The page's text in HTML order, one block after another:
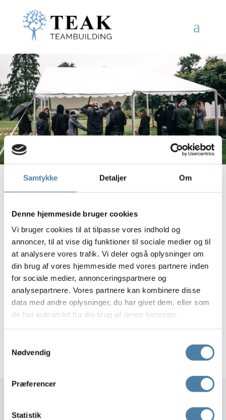
Samtykke Detaljer Om
Denne hjemmeside bruger cookies
Vi bruger cookies til at tilpasse vores indhold og
annoncer, til at vise dig funktioner til sociale medier og til
at analysere vores trafik. Vi deler også oplysninger om
din brug af vores hjemmeside med vores partnere inden
for sociale medier, annonceringspartnere og
analysepartnere. Vores partnere kan kombinere disse
data med andre oplysninger, du har givet dem, eller som
de har indsamlet fra din brug af deres tjenester.
Nødvendig
Præferencer
Statistik
Tryg:Den fulde pakke
teambuilding og action
Da et af Trygs teams i sommeren 2022 besøgte os,
gik de all in. Vi lagde ud med nogle timers teambuilding,
som dannede grund for aha-oplevelser i teamets
samarbejde.
Efter en frisksmurt sandwich under trækronerne i
skoven, fortsatte vi med sjove outdoor action
aktiviteter. På den måde blev dagen sluttet uformelt af,